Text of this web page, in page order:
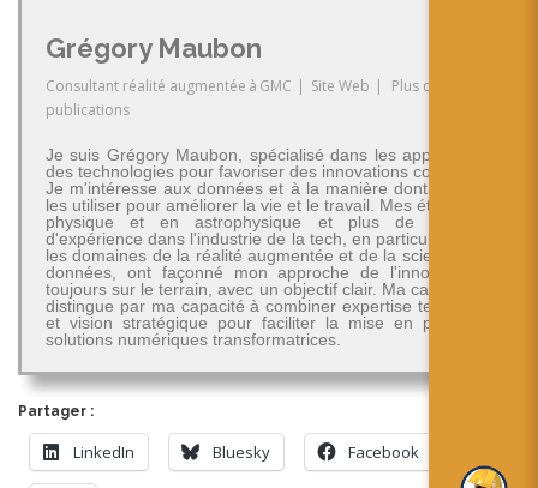
Grégory Maubon
Consultant réalité augmentée à GMC | Site Web |
Plus de
publications
Je suis Grégory Maubon, spécialisé dans les applications
des technologies pour favoriser des innovations concrètes.
Je m'intéresse aux données et à la manière dont on peut
les utiliser pour améliorer la vie et le travail. Mes études en
physique et en astrophysique et plus de 30 ans
d'expérience dans l'industrie de la tech, en particulier dans
les domaines de la réalité augmentée et de la science des
données, ont façonné mon approche de l'innovation -
toujours sur le terrain, avec un objectif clair. Ma carrière se
distingue par ma capacité à combiner expertise technique
et vision stratégique pour faciliter la mise en place de
solutions numériques transformatrices.
Partager :
LinkedIn Bluesky Facebook